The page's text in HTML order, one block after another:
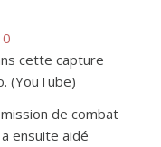
0
cette capture
(YouTube)
de combat
ensuite aidé